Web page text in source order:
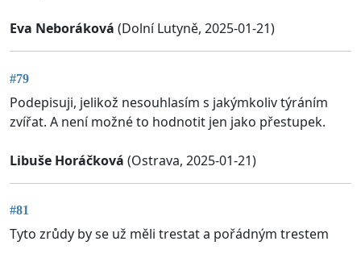
Eva Neboráková (Dolní Lutyně, 2025-01-21)
#79
Podepisuji, jelikož nesouhlasím s jakýmkoliv týráním
zvířat. A není možné to hodnotit jen jako přestupek.
Libuše Horáčková (Ostrava, 2025-01-21)
#81
Tyto zrůdy by se už měli trestat a pořádným trestem